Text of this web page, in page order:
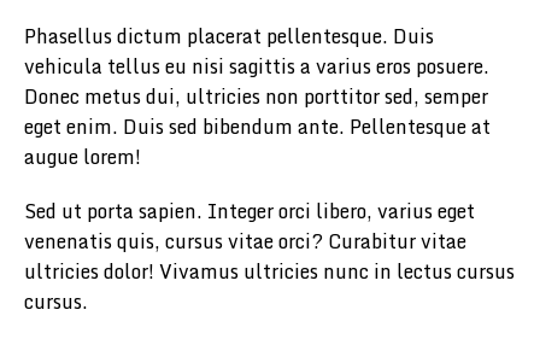
Phasellus dictum placerat pellentesque. Duis
vehicula tellus eu nisi sagittis a varius eros posuere.
Donec metus dui, ultricies non porttitor sed, semper
eget enim. Duis sed bibendum ante. Pellentesque at
augue lorem!
Sed ut porta sapien. Integer orci libero, varius eget
venenatis quis, cursus vitae orci? Curabitur vitae
ultricies dolor! Vivamus ultricies nunc in lectus cursus
cursus.